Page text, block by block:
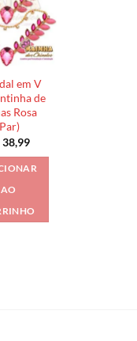
em V
de
Rosa
38,99
AO